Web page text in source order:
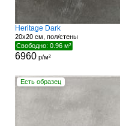
Heritage Dark
20x20 см, пол/стены
Свободно: 0.96 м²
6960р/м²
Есть образец